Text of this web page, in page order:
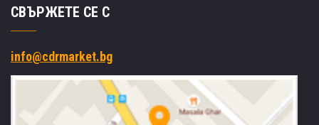
СВЪРЖЕТЕ СЕ С
info@cdrmarket.bg